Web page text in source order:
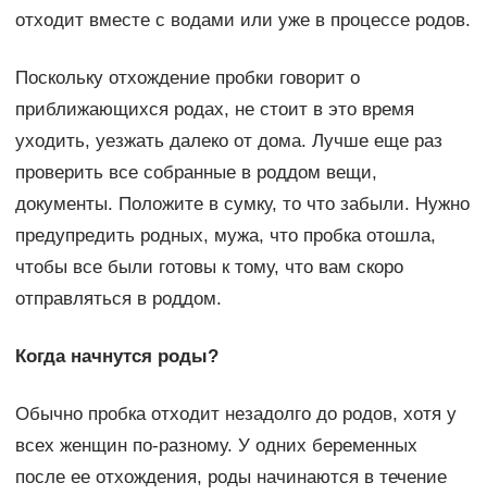
отходит вместе с водами или уже в процессе родов.
Поскольку отхождение пробки говорит о
приближающихся родах, не стоит в это время
уходить, уезжать далеко от дома. Лучше еще раз
проверить все собранные в роддом вещи,
документы. Положите в сумку, то что забыли. Нужно
предупредить родных, мужа, что пробка отошла,
чтобы все были готовы к тому, что вам скоро
отправляться в роддом.
Когда начнутся роды?
Обычно пробка отходит незадолго до родов, хотя у
всех женщин по-разному. У одних беременных
после ее отхождения, роды начинаются в течение